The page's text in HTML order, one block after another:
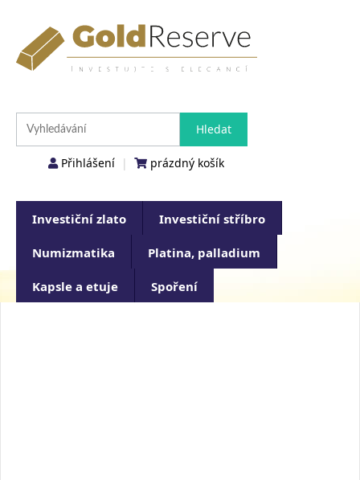
Přihlášení | prázdný košík
Investiční zlato Investiční stříbro
Numizmatika Platina, palladium
Kapsle a etuje Spoření